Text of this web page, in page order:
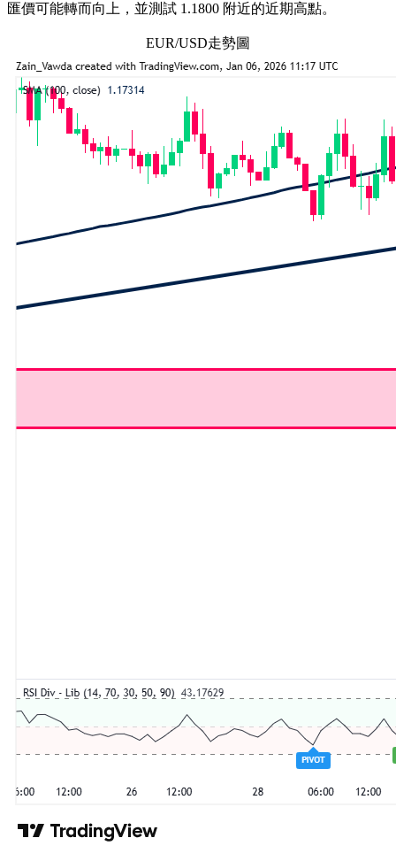
匯價可能轉而向上，並測試 1.1800 附近的近期高點。
EUR/USD走勢圖